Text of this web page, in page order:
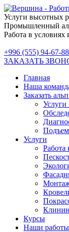
Услуги высотных
Промышленный
Работа в условиях
+996 (555) 94-67-88
ЗАКАЗАТЬ
Главная
Наша
Заказать
Подъем
Услуги
Работа
Курсы
Наши работы